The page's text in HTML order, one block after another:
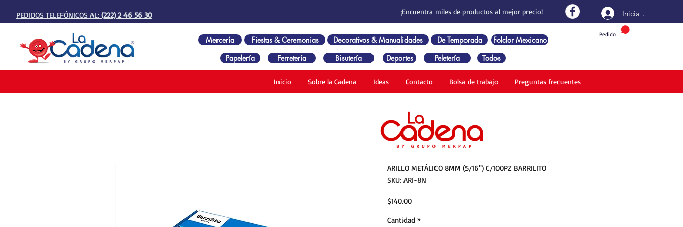
PEDIDOS TELEFÓNICOS AL: (222) 2 46 56 30 ¡Encuentra miles de productos al mejor precio!
Pedido
Iniciar sesión
Mercería Fiestas & Ceremonias Decorativos & Manualidades De Temporada
Folclor Mexicano
Papelería
Ferretería Bisutería Deportes Peletería Todos
Inicio Sobre la Cadena Ideas Contacto Bolsa de trabajo Preguntas frecuentes
ARILLO METÁLICO 8MM (5/16") C/100PZ BARRILITO
SKU: ARI-8N
$140.00Precio
Cantidad *